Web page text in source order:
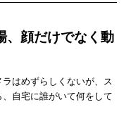
、顔だけでなく動
はめずらしくないが、ス
自宅に誰がいて何をして